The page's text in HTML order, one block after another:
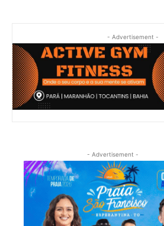
- Advertisement -
- Advertisement -